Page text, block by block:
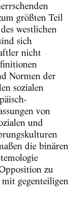
größten Teil
westlichen
sich
nicht
Normen der
sozialen
von
und
die binären
zu
gegenteiligen